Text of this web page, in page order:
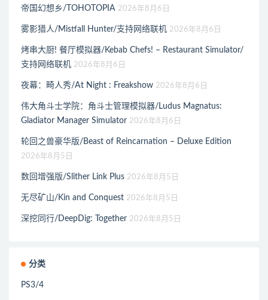
帝国幻想乡/TOHOTOPIA 2026年8月6日
雾影猎人/Mistfall Hunter/支持网络联机 2026年8月6日
烤串大厨! 餐厅模拟器/Kebab Chefs! – Restaurant Simulator/
支持网络联机 2026年8月6日
夜幕：畸人秀/At Night : Freakshow 2026年8月6日
伟大角斗士学院：角斗士管理模拟器/Ludus Magnatus:
Gladiator Manager Simulator 2026年8月6日
轮回之兽豪华版/Beast of Reincarnation – Deluxe Edition
2026年8月5日
数回增强版/Slither Link Plus 2026年8月5日
无尽矿山/Kin and Conquest 2026年8月5日
深挖同行/DeepDig: Together 2026年8月5日
分类
PS3/4